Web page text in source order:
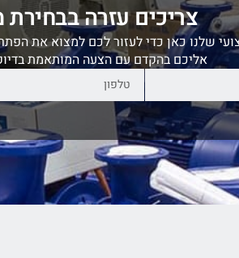
צריכים עזרה
שלנו כאן כדי לעזור לכם למצוא את
אליכם בהקדם עם הצעה המותאמת